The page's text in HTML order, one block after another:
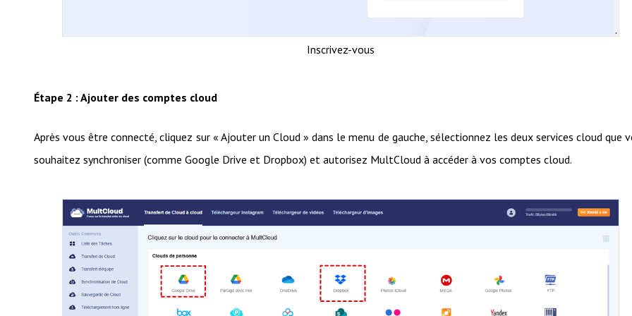
Inscrivez-vous
Étape 2 : Ajouter des comptes cloud
Après vous être connecté, cliquez sur « Ajouter un Cloud » dans le menu de gauche, sélectionnez les deux services cloud que
souhaitez synchroniser (comme Google Drive et Dropbox) et autorisez MultCloud à accéder à vos comptes cloud.